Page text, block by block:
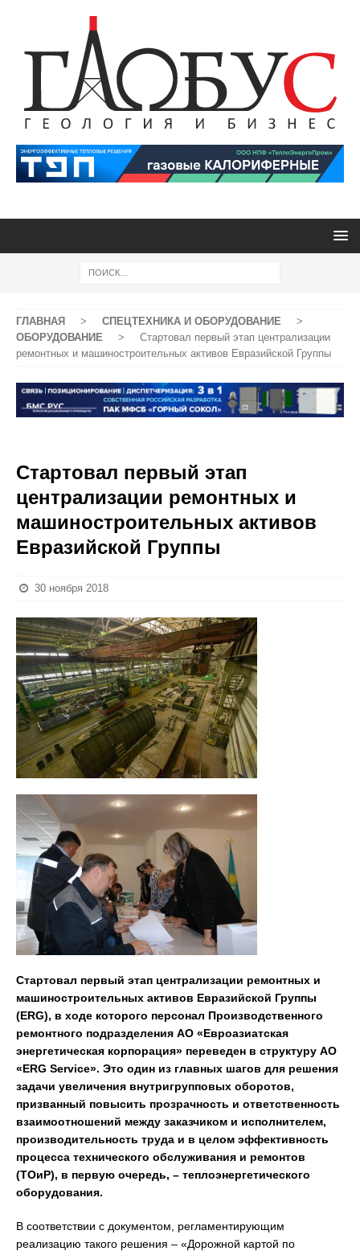
ГЛАВНАЯ > СПЕЦТЕХНИКА И ОБОРУДОВАНИЕ
>
ОБОРУДОВАНИЕ
>
Стартовал первый этап централизации
ремонтных и машиностроительных активов Евразийской Группы
Стартовал первый этап
централизации ремонтных и
машиностроительных активов
Евразийской Группы
30 ноября 2018
Стартовал первый этап централизации ремонтных и
машиностроительных активов Евразийской Группы
(ERG), в ходе которого персонал Производственного
ремонтного подразделения АО «Евроазиатская
энергетическая корпорация» переведен в структуру АО
«ERG Service». Это один из главных шагов для решения
задачи увеличения внутригрупповых оборотов,
призванный повысить прозрачность и ответственность
взаимоотношений между заказчиком и исполнителем,
производительность труда и в целом эффективность
процесса технического обслуживания и ремонтов
(ТОиР), в первую очередь, – теплоэнергетического
оборудования.
В соответствии с документом, регламентирующим
реализацию такого решения – «Дорожной картой по